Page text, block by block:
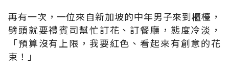
再有一次，一位來自新加坡的中年男子來到櫃檯，
劈頭就要禮賓司幫忙訂花、訂餐廳，態度冷淡，
「預算沒有上限，我要紅色、看起來有創意的花
束！」